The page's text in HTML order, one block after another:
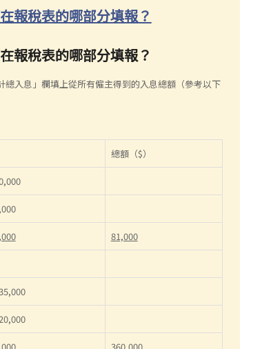
報稅表的哪部分填報？
報稅表的哪部分填報？
入息」欄填上從所有僱主得到的入息總額（參考以下
總額（$）
81,000